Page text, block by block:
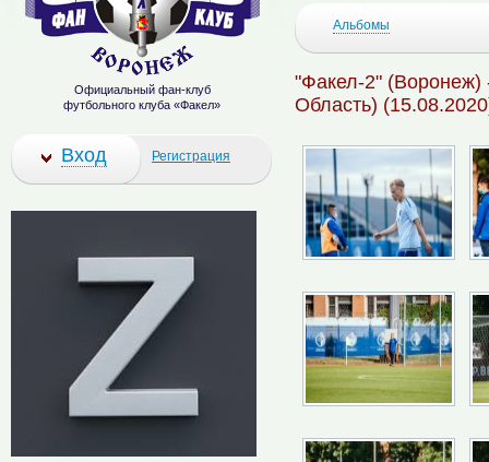
Альбомы
"Факел-2" (Воронеж)
Область)
Официальный фан-клуб
футбольного клуба «Факел»
Вход Регистрация